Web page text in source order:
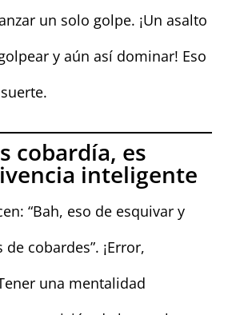
un solo golpe. ¡Un asalto
y aún así dominar! Eso
cobardía, es
inteligente
“Bah, eso de esquivar y
cobardes”. ¡Error,
una mentalidad